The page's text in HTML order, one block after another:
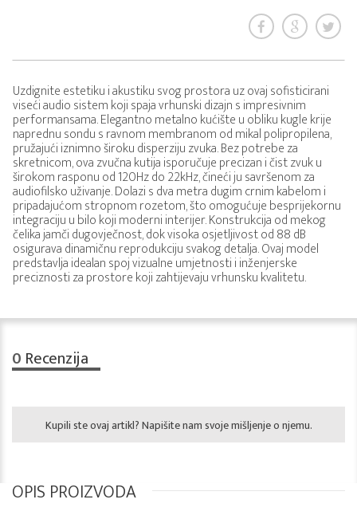
Uzdignite estetiku i akustiku svog prostora uz ovaj sofisticirani
viseći audio sistem koji spaja vrhunski dizajn s impresivnim
performansama. Elegantno metalno kućište u obliku kugle krije
naprednu sondu s ravnom membranom od mikal polipropilena,
pružajući iznimno široku disperziju zvuka. Bez potrebe za
skretnicom, ova zvučna kutija isporučuje precizan i čist zvuk u
širokom rasponu od 120Hz do 22kHz, čineći ju savršenom za
audiofilsko uživanje. Dolazi s dva metra dugim crnim kabelom i
pripadajućom stropnom rozetom, što omogućuje besprijekornu
integraciju u bilo koji moderni interijer. Konstrukcija od mekog
čelika jamči dugovječnost, dok visoka osjetljivost od 88 dB
osigurava dinamičnu reprodukciju svakog detalja. Ovaj model
predstavlja idealan spoj vizualne umjetnosti i inženjerske
preciznosti za prostore koji zahtijevaju vrhunsku kvalitetu.
0 Recenzija
Kupili ste ovaj artikl? Napišite nam svoje mišljenje o njemu.
OPIS PROIZVODA